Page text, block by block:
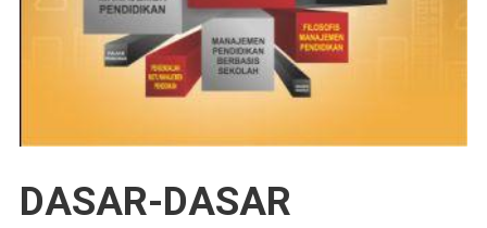
DASAR-DASAR